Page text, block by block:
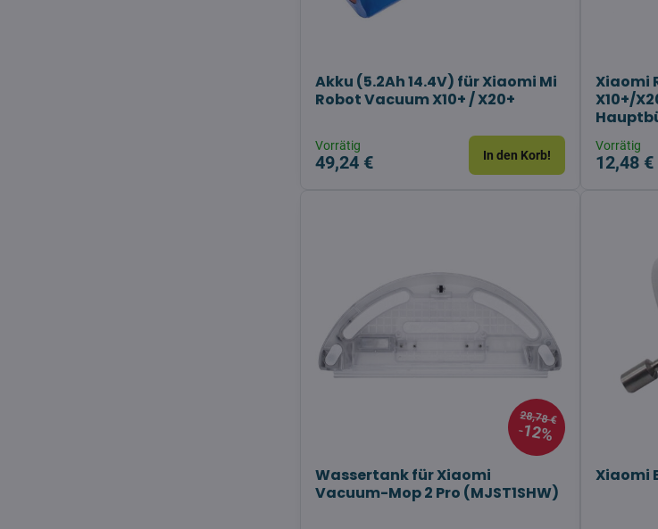
Akku (5.2Ah 14.4V) für Xiaomi Mi
Robot Vacuum X10+ / X20+
Vorrätig
49,24 € In den Korb!
Xiaomi
X10+/
Vorrätig
12,48 €
28,78 €
12%
Wassertank für Xiaomi
Vacuum-Mop 2 Pro (MJST1SHW)
Xiaomi